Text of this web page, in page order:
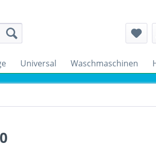
Universal Waschmaschinen